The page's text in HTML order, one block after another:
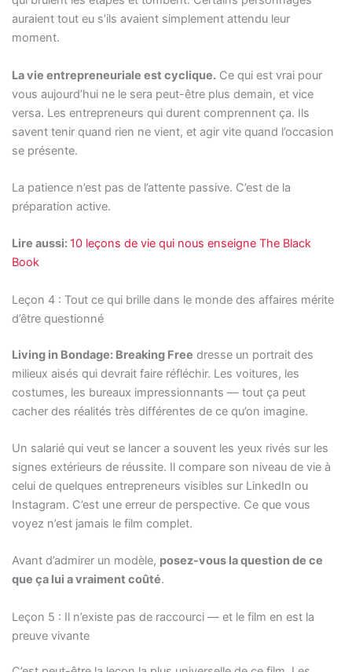
auraient tout eu s’ils avaient simplement attendu leur
moment.
La vie entrepreneuriale est cyclique.Ce qui est vrai pour
vous aujourd’hui ne le sera peut-être plus demain, et vice
versa. Les entrepreneurs qui durent comprennent ça. Ils
savent tenir quand rien ne vient, et agir vite quand l’occasion
se présente.
La patience n’est pas de l’attente passive. C’est de la
préparation active.
Lire aussi:10 leçons de vie qui nous enseigne The Black
Book
Leçon 4 : Tout ce qui brille dans le monde des affaires mérite
d’être questionné
Living in Bondage: Breaking Free dresse un portrait des
milieux aisés qui devrait faire réfléchir. Les voitures, les
costumes, les bureaux impressionnants — tout ça peut
cacher des réalités très différentes de ce qu’on imagine.
Un salarié qui veut se lancer a souvent les yeux rivés sur les
signes extérieurs de réussite. Il compare son niveau de vie à
celui de quelques entrepreneurs visibles sur LinkedIn ou
Instagram. C’est une erreur de perspective. Ce que vous
voyez n’est jamais le film complet.
Avant d’admirer un modèle, posez-vous la question de ce
que ça lui a vraiment coûté.
Leçon 5 : Il n’existe pas de raccourci — et le film en est la
preuve vivante